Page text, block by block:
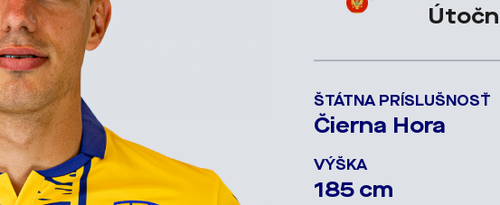
ŠTÁTNA PRÍSLUŠNOSŤ
Čierna Hora
VÝŠKA
185 cm